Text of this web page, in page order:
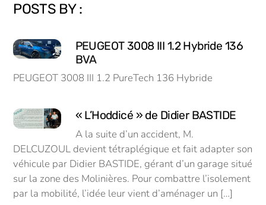
POSTS BY :
PEUGEOT 3008 III 1.2 Hybride 136
BVA
PEUGEOT 3008 III 1.2 PureTech 136 Hybride
« L’Hoddicé » de Didier BASTIDE
A la suite d’un accident, M.
DELCUZOUL devient tétraplégique et fait adapter son
véhicule par Didier BASTIDE, gérant d’un garage situé
sur la zone des Molinières. Pour combattre l’isolement
par la mobilité, l’idée leur vient d’aménager un […]